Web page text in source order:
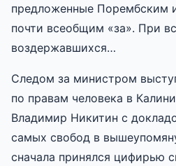
предложенные Порембским
почти всеобщим «за». При
воздержавшихся…
Следом за министром
по правам человека в
Владимир Никитин с
самых свобод в
сначала принялся цифирью